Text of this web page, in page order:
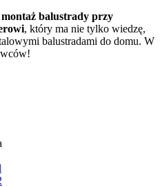
montaż balustrady przy
, który ma nie tylko wiedzę,
balustradami do domu. W